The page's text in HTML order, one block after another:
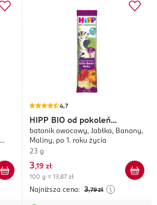
4,7
HIPP BIO od pokoleń
Owocowy Przyjaciel
batonik owocowy, Jabłka, Banany,
Maliny, po 1. roku życia
23 g
3,19 zł
100 g = 13,87 zł
Najniższa cena: 3,79 zł